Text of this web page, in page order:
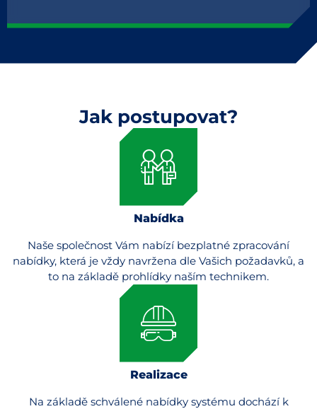
Jak postupovat?
Nabídka
Naše společnost Vám nabízí bezplatné zpracování
nabídky, která je vždy navržena dle Vašich požadavků, a
to na základě prohlídky naším technikem.
Realizace
Na základě schválené nabídky systému dochází k